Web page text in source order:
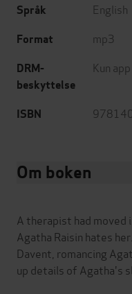
Språk English
Format mp3
DRM-
beskyttelse
Kun app
ISBN
Om boken
A therapist had moved
Agatha Raisin hates
Davent, romancing
up details of Agatha's